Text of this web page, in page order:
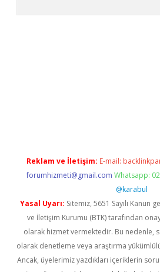
Reklam ve İletişim: E-mail:
forumhizmeti@gmail.com Whatsapp:
@karabul
Yasal Uyarı: Sitemiz, 5651 Sayılı Kanun
ve İletişim Kurumu (BTK) tarafından
olarak hizmet vermektedir. Bu nedenle,
olarak denetleme veya araştırma
Ancak, üyelerimiz yazdıkları içeriklerin